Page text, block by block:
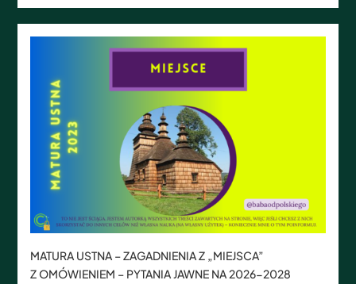
MATURA USTNA – ZAGADNIENIA Z „MIEJSCA”
Z OMÓWIENIEM – PYTANIA JAWNE NA 2026-2028